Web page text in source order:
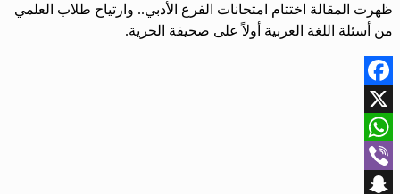
ظهرت المقالة اختتام امتحانات الفرع الأدبي.. وارتياح طلاب العلمي
من أسئلة اللغة العربية أولاً على صحيفة الحرية.
Facebook
X
WhatsApp
Viber